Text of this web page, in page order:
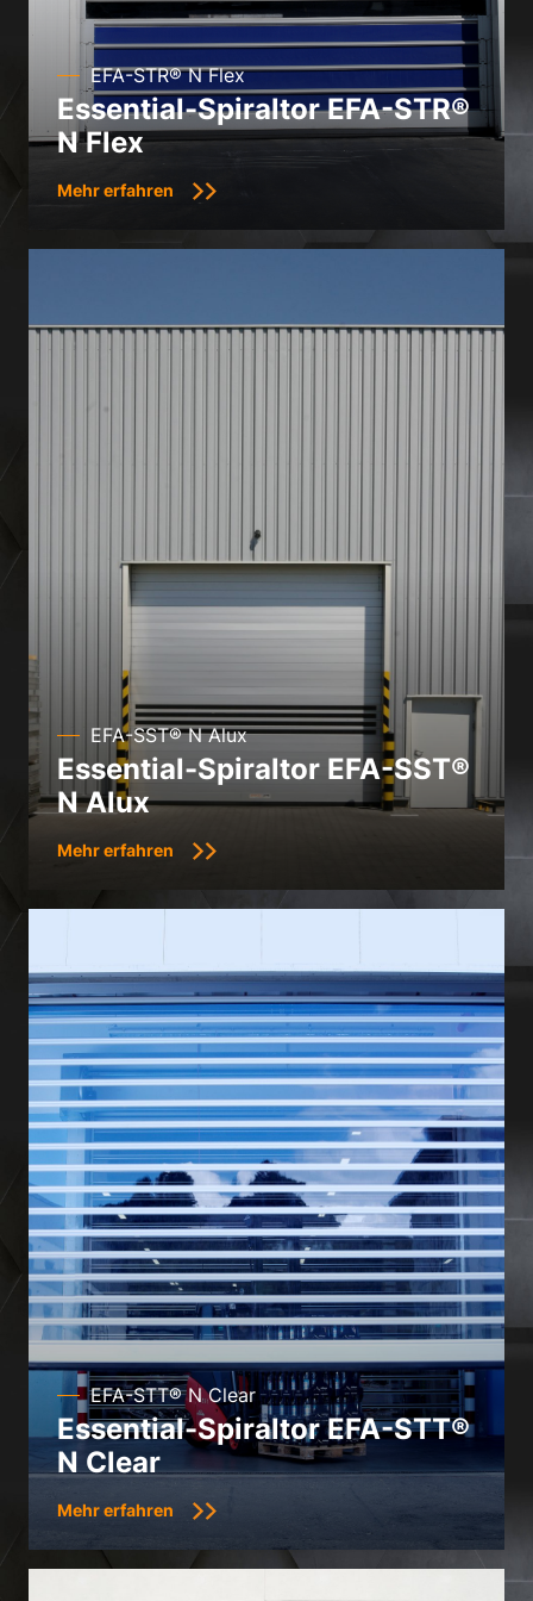
EFA-STR® N Flex
Essential-Spiraltor EFA-STR®
N Flex
Mehr erfahren
EFA-SST® N Alux
Essential-Spiraltor EFA-SST®
N Alux
Mehr erfahren
EFA-STT® N Clear
Essential-Spiraltor EFA-STT®
N Clear
Mehr erfahren
Datenschutzerklärung Impressum